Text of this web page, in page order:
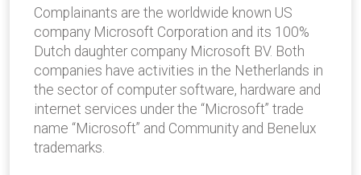
Complainants are the worldwide known US
company Microsoft Corporation and its 100%
Dutch daughter company Microsoft BV. Both
companies have activities in the Netherlands in
the sector of computer software, hardware and
internet services under the “Microsoft” trade
name “Microsoft” and Community and Benelux
trademarks.